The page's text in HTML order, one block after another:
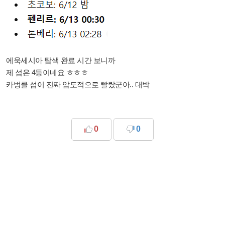
에욱세시아 탐색 완료 시간 보니까
제 섭은 4등이네요 ㅎㅎㅎ
카벙클 섭이 진짜 압도적으로 빨랐군아.. 대박
0 0